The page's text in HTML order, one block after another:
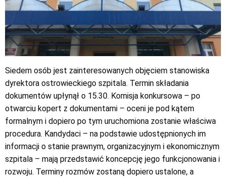
Siedem osób jest zainteresowanych objęciem stanowiska
dyrektora ostrowieckiego szpitala. Termin składania
dokumentów upłynął o 15.30. Komisja konkursowa – po
otwarciu kopert z dokumentami – oceni je pod kątem
formalnym i dopiero po tym uruchomiona zostanie właściwa
procedura. Kandydaci – na podstawie udostępnionych im
informacji o stanie prawnym, organizacyjnym i ekonomicznym
szpitala – mają przedstawić koncepcję jego funkcjonowania i
rozwoju. Terminy rozmów zostaną dopiero ustalone, a